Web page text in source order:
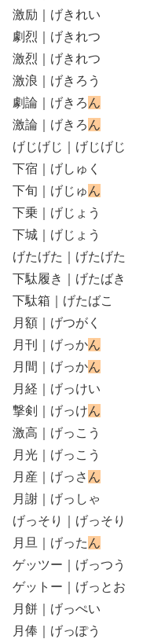
激励｜げきれい
劇烈｜げきれつ
激烈｜げきれつ
激浪｜げきろう
劇論｜げきろ ん
激論｜げきろ ん
げじげじ｜げじげじ
下宿｜げしゅく
下旬｜げじゅ ん
下乗｜げじょう
下城｜げじょう
げたげた｜げたげた
下駄履き｜げたばき
下駄箱｜げたばこ
月額｜げつがく
月刊｜げっかん
月間｜げっかん
月経｜げっけい
撃剣｜げっけん
激高｜げっこう
月光｜げっこう
月産｜げっさ ん
月謝｜げっしゃ
げっそり｜げっそり
月旦｜げった ん
ゲッツー｜げっつう
ゲットー｜げっとお
月餅｜げっぺい
月俸｜げっぽう